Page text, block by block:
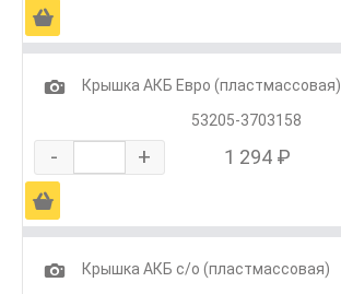
Ä
1
Крышка АКБ Евро (пластмассовая)
53205-3703158
- + 1 294 ₽
Ä
1
Крышка АКБ с/о (пластмассовая)